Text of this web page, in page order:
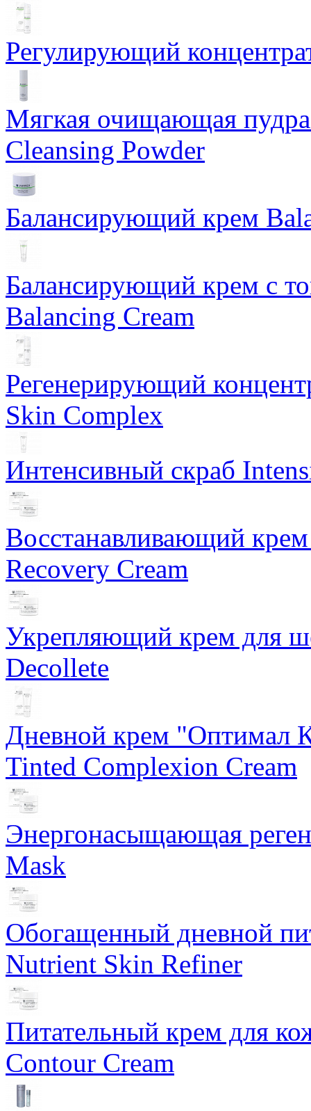
Регулирующий
Мягкая очищающая
Cleansing Powder
Балансирующий крем
Балансирующий крем с
Balancing Cream
Регенерирующий
Skin Complex
Интенсивный скраб
Восстанавливающий
Recovery Cream
Укрепляющий крем для
Decollete
Дневной крем "Оптимал
Tinted Complexion Cream
Энергонасыщающая
Mask
Обогащенный дневной
Nutrient Skin Refiner
Питательный крем для
Contour Cream